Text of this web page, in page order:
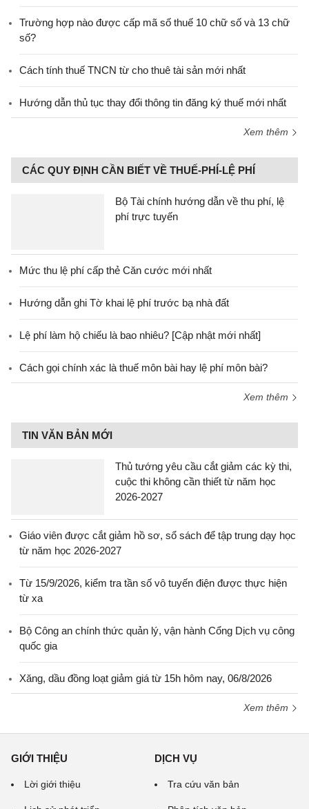
Trường hợp nào được cấp mã số thuế 10 chữ số và 13 chữ
số?
Cách tính thuế TNCN từ cho thuê tài sản mới nhất
Hướng dẫn thủ tục thay đổi thông tin đăng ký thuế mới nhất
Xem thêm
CÁC QUY ĐỊNH CẦN BIẾT VỀ THUẾ-PHÍ-LỆ PHÍ
Bộ Tài chính hướng dẫn về thu phí, lệ
phí trực tuyến
Mức thu lệ phí cấp thẻ Căn cước mới nhất
Hướng dẫn ghi Tờ khai lệ phí trước bạ nhà đất
Lệ phí làm hộ chiếu là bao nhiêu? [Cập nhật mới nhất]
Cách gọi chính xác là thuế môn bài hay lệ phí môn bài?
Xem thêm
TIN VĂN BẢN MỚI
Thủ tướng yêu cầu cắt giảm các kỳ thi,
cuộc thi không cần thiết từ năm học
2026-2027
Giáo viên được cắt giảm hồ sơ, sổ sách để tập trung dạy học
từ năm học 2026-2027
Từ 15/9/2026, kiểm tra tần số vô tuyến điện được thực hiện
từ xa
Bộ Công an chính thức quản lý, vận hành Cổng Dịch vụ công
quốc gia
Xăng, dầu đồng loạt giảm giá từ 15h hôm nay, 06/8/2026
Xem thêm
GIỚI THIỆU
Lời giới thiệu
DỊCH VỤ
Tra cứu văn bản